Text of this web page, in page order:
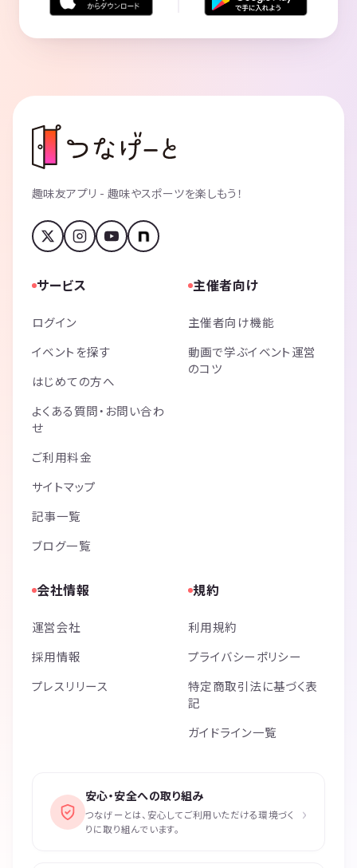
2月13日体育館（バド、バスケ、バレー）
コロナ対策や設備の除菌など行いながら実施。男女半々くらいで20名参
16人が参加！帰りはみんなでしゃぶしゃぶ🍖
6月12日体育館（バド、バスケ、バレー）
21人が参加！ドッチビー🥏もやりました！
7月17日、7月31日、8月28日体育館（バド、バスケ、バレー）
9月11日バドミントンメインで体育館スポーツしました！社会人でリー
グ戦に出てるガチ勢が1人来たため、1人対4人の特別ルールでも楽しみ
12月にはクリスマス会を兼ねた忘年会
1月には忘年会参加メンバーで、たこ焼きパーティに参加しました✨✨
その他は順次発表します！
他、イベント内容にて今後の活動ご覧ください。
更新されてない場合お手数ですが聞いて下さい😆
なお、一部マナーのない方も見えますので制限を設ける事になりました
◆他ビジネス、サークルへ勧誘目的の入会
◆当日キャンセルが多い方
以上の方見られましたら、こちらから参加をお断りさせて頂きます。
そのような方は参加を御断り致します。
純粋に大人になってもスポーツ、イベント、旅行、青春楽しもうぜ‼️と
居心地のいい場所というのは皆で作る物だと思っていますので、積極的
な参加と交流をお待ちしております✨
やりとり出来ないのでご案内出来ないです！
■■■■■■■■■■■■■■■■■■■■■
個別メッセージはイベント申込後に送れるようになります💡
趣味友アプリ - 趣味やスポーツを楽しもう！
サービス
ログイン
イベントを探す
はじめての方へ
よくある質問・お問い合わ
せ
ご利用料金
サイトマップ
記事一覧
ブログ一覧
主催者向け
主催者向け機能
動画で学ぶイベント運営
のコツ
会社情報
運営会社
採用情報
プレスリリース
規約
利用規約
プライバシーポリシー
特定商取引法に基づく表
記
ガイドライン一覧
安心・安全への取り組み
つなげーとは、安心してご利用いただける環境づく
りに取り組んでいます。
›